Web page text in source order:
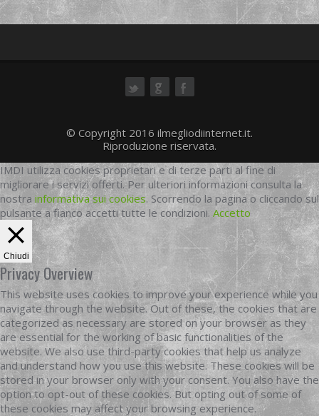
© Copyright 2016 ilmegliodiinternet.it.
Riproduzione riservata.
IMDI utilizza cookies proprietari e di terze parti al fine di
migliorare i servizi offerti. Per ulteriori informazioni consulta la
nostra informativa sui cookies. Scorrendo la pagina o cliccando sul
pulsante a fianco accetti tutte le condizioni. Accetto
Chiudi
Privacy Overview
This website uses cookies to improve your experience while you
navigate through the website. Out of these, the cookies that are
categorized as necessary are stored on your browser as they
are essential for the working of basic functionalities of the
website. We also use third-party cookies that help us analyze
and understand how you use this website. These cookies will be
stored in your browser only with your consent. You also have the
option to opt-out of these cookies. But opting out of some of
these cookies may affect your browsing experience.